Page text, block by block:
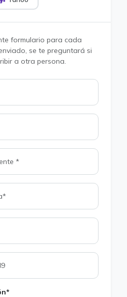
formulario para cada
se te preguntará si
a otra persona.